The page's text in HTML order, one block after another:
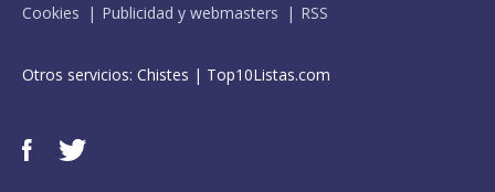
Cookies
Publicidad y webmasters RSS
Otros servicios: Chistes | Top10Listas.com